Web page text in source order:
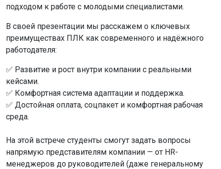
подходом к работе с молодыми специалистами.
В своей презентации мы расскажем о ключевых
преимуществах ПЛК как современного и надёжного
работодателя:
✅ Развитие и рост внутри компании с реальными
кейсами.
✅ Комфортная система адаптации и поддержка.
✅ Достойная оплата, соцпакет и комфортная рабочая
среда.
На этой встрече студенты смогут задать вопросы
напрямую представителям компании — от HR-
менеджеров до руководителей (даже генеральному